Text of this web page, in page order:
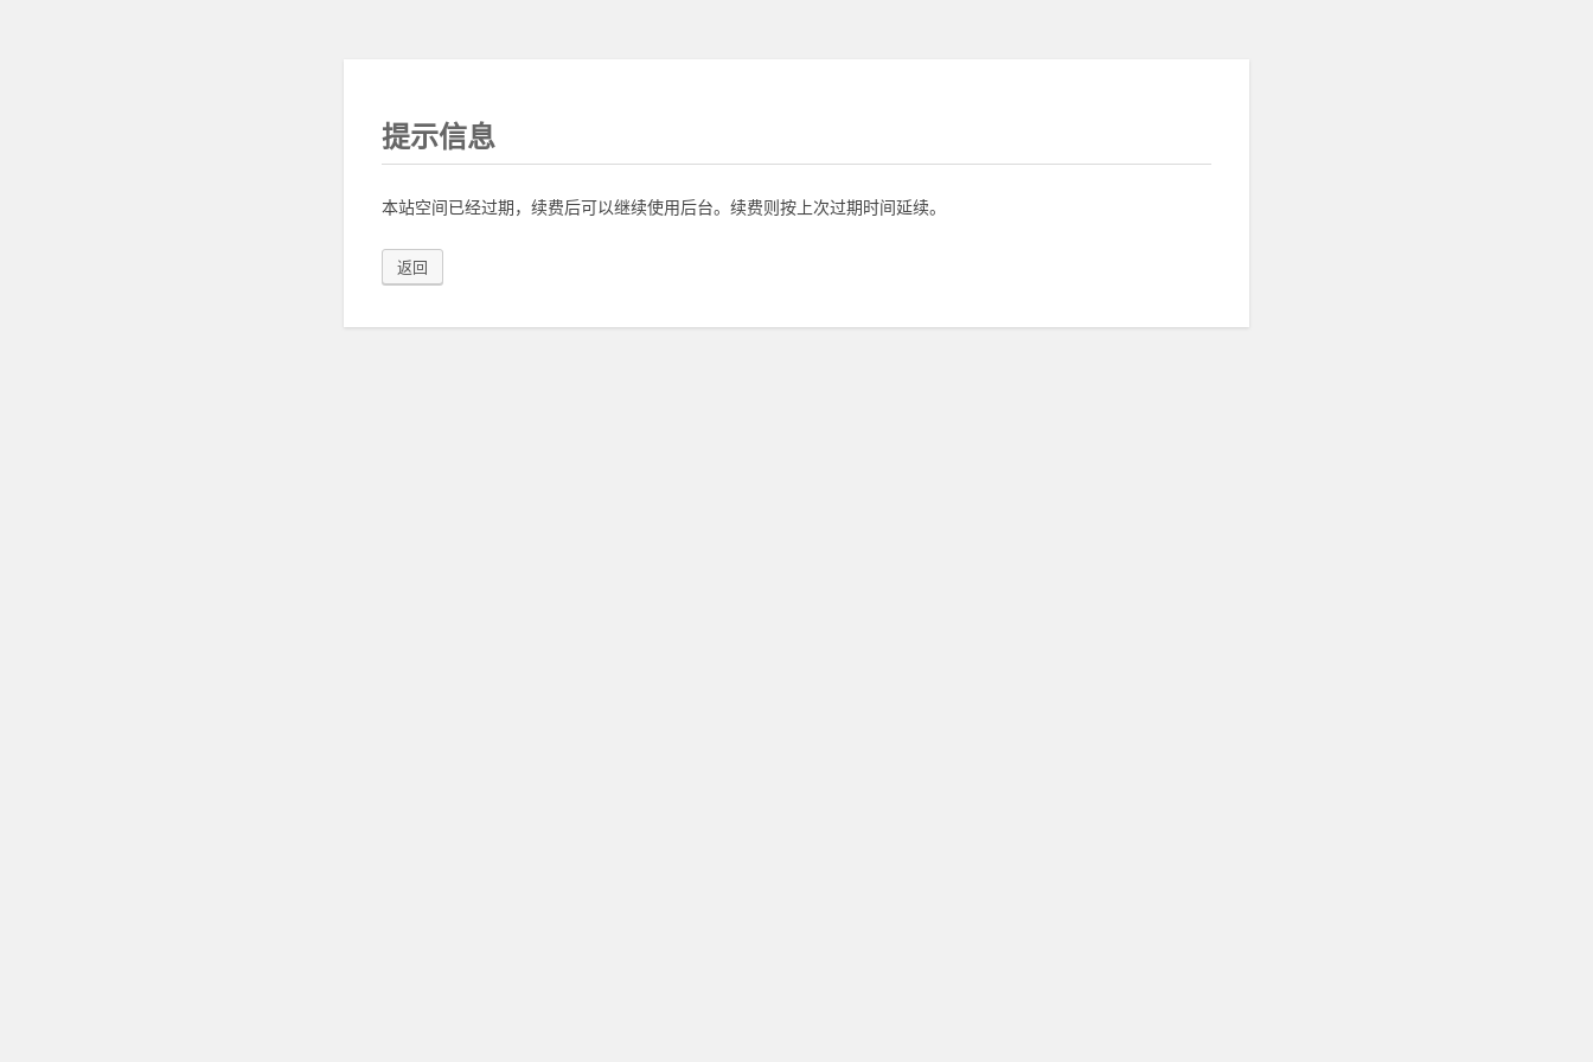
提示信息
本站空间已经过期，续费后可以继续使用后台。续费则按上次过期时间延续。
返回